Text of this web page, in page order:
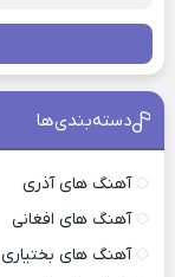
دسته‌بندی‌ها
آهنگ های آذری
آهنگ های افغانی
آهنگ های بختیاری